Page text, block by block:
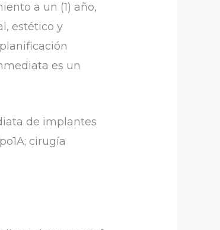
a un (1) año,
estético y
es un
de implantes
cirugía